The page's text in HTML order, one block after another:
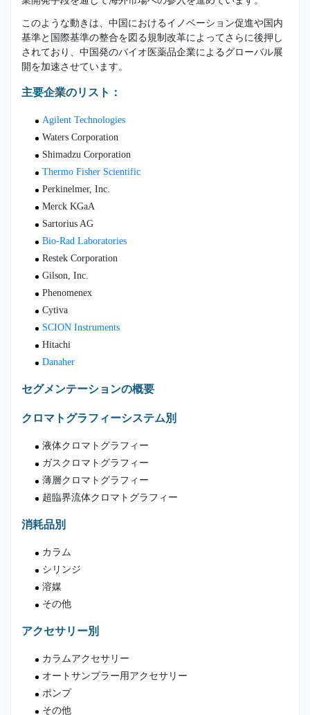
このような動きは、中国におけるイノベーション促進や国内
基準と国際基準の整合を図る規制改革によってさらに後押し
されており、中国発のバイオ医薬品企業によるグローバル展
開を加速させています。
主要企業のリスト：
Agilent Technologies
Waters Corporation
Shimadzu Corporation
Thermo Fisher Scientific
Perkinelmer, Inc.
Merck KGaA
Sartorius AG
Bio-Rad Laboratories
Restek Corporation
Gilson, Inc.
Phenomenex
Cytiva
SCION Instruments
Hitachi
Danaher
セグメンテーションの概要
クロマトグラフィーシステム別
液体クロマトグラフィー
ガスクロマトグラフィー
薄層クロマトグラフィー
超臨界流体クロマトグラフィー
消耗品別
カラム
シリンジ
溶媒
その他
アクセサリー別
カラムアクセサリー
オートサンプラー用アクセサリー
ポンプ
その他